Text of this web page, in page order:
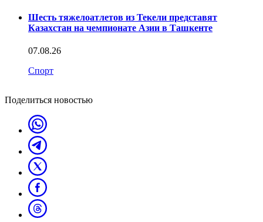
Шесть тяжелоатлетов из Текели представят
Казахстан на чемпионате Азии в Ташкенте
07.08.26
Спорт
Поделиться новостью